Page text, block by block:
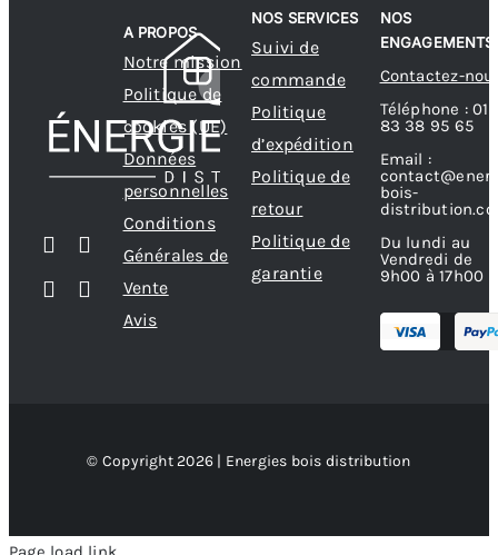
A PROPOS
Notre mission
Politique de
cookies (UE)
Données
personnelles
Conditions
Générales de
Vente
Avis
NOS SERVICES
Suivi de
commande
Politique
d’expédition
Politique de
retour
Politique de
garantie
NOS
ENGAGEMENTS
Contactez-
Téléphone : 01
83 38 95 65
Email :
bois-
Du lundi au
Vendredi de
9h00 à 17h00
© Copyright 2026 | Energies bois distribution